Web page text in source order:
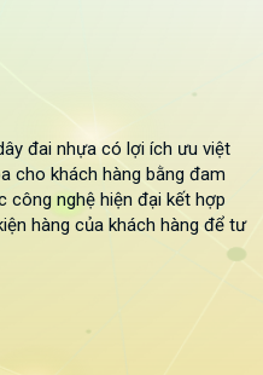
đai nhựa có lợi ích ưu việt
cho khách hàng bằng đam
công nghệ hiện đại kết hợp
hàng của khách hàng để tư